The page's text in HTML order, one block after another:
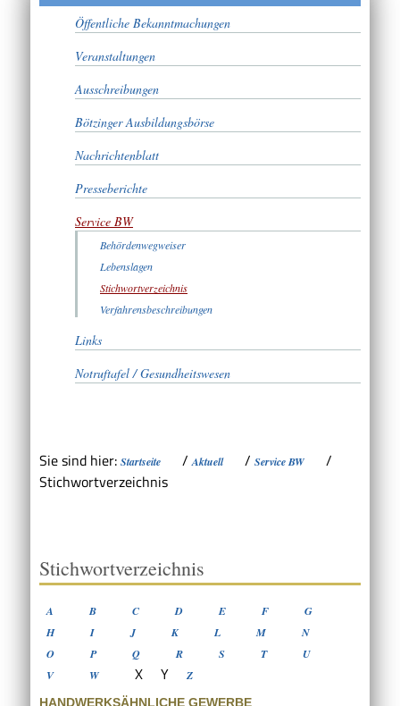
Öffentliche Bekanntmachungen
Veranstaltungen
Ausschreibungen
Bötzinger Ausbildungsbörse
Nachrichtenblatt
Presseberichte
Service BW
Behördenwegweiser
Lebenslagen
Stichwortverzeichnis
Verfahrensbeschreibungen
Links
Notruftafel / Gesundheitswesen
Sie sind hier: Startseite /Aktuell / Service BW
/
Stichwortverzeichnis
Stichwortverzeichnis
A B C D E F
G
H
I J K L M
N
O
P Q R S T
U
V
W X Y Z
HANDWERKSÄHNLICHE GEWERBE